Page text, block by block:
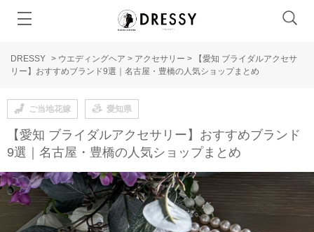
DRESSY > ウエディングヘア > アクセサリー >
【愛知 ブライダルアクセサ
リー】おすすめブランド9選｜名古屋・豊橋の人気ショップまとめ
ご当地花嫁 愛知県
【愛知 ブライダルアクセサリー】おすすめブランド
9選｜名古屋・豊橋の人気ショップまとめ